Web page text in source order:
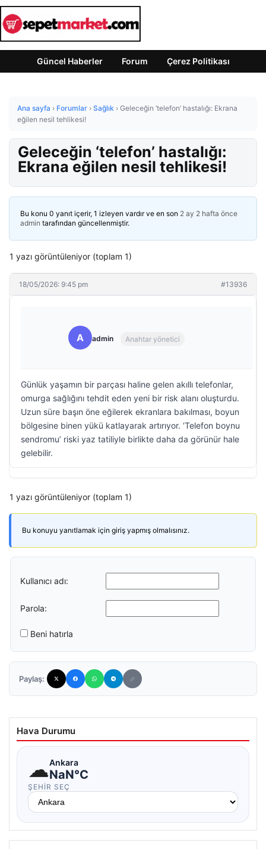
Güncel Haberler Forum Çerez Politikası
Ana sayfa › Forumlar › Sağlık › Geleceğin ‘telefon’ hastalığı: Ekrana
eğilen nesil tehlikesi!
Geleceğin ‘telefon’ hastalığı:
Ekrana eğilen nesil tehlikesi!
Bu konu 0 yanıt içerir, 1 izleyen vardır ve en son 2 ay 2 hafta önce
admin tarafından güncellenmiştir.
1 yazı görüntüleniyor (toplam 1)
18/05/2026: 9:45 pm #13936
A admin Anahtar yönetici
Günlük yaşamın bir parçası haline gelen akıllı telefonlar,
omurga sağlığını tehdit eden yeni bir risk alanı oluşturdu.
Uzun süre başın öne eğilerek ekranlara bakılması, boyun
bölgesine binen yükü katlayarak artırıyor. ‘Telefon boynu
sendromu’ riski yaz tatiliyle birlikte daha da görünür hale
gelebilir.
1 yazı görüntüleniyor (toplam 1)
Bu konuyu yanıtlamak için giriş yapmış olmalısınız.
Kullanıcı adı:
Parola:
Beni hatırla
Paylaş:
Hava Durumu
☁Ankara
NaN°C
ŞEHIR SEÇ